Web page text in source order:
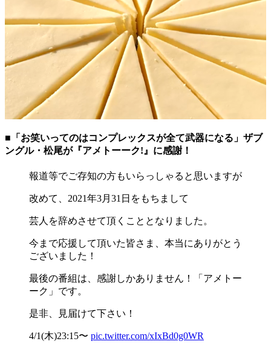
■「お笑いってのはコンプレックスが全て武器になる」ザブ
ングル・松尾が『アメトーーク!』に感謝！
報道等でご存知の方もいらっしゃると思いますが
改めて、2021年3月31日をもちまして
芸人を辞めさせて頂くこととなりました。
今まで応援して頂いた皆さま、本当にありがとう
ございました！
最後の番組は、感謝しかありません！「アメトー
ーク」です。
是非、見届けて下さい！
4/1(木)23:15〜 pic.twitter.com/xIxBd0g0WR